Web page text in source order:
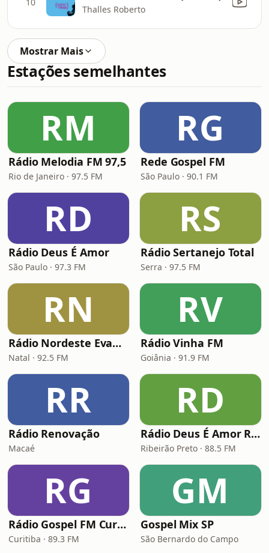
Thalles Roberto
Mostrar Mais
Estações semelhantes
RM
Rádio Melodia FM 97,5
Rio de Janeiro · 97.5 FM
RG
Rede Gospel FM
São Paulo · 90.1 FM
RD
Rádio Deus É Amor
São Paulo · 97.3 FM
RS
Rádio Sertanejo Total
Serra · 97.5 FM
RN
Rádio Nordeste Evangélica
Natal · 92.5 FM
RV
Rádio Vinha FM
Goiânia · 91.9 FM
RR
Rádio Renovação
Macaé
RD
Rádio Deus É Amor Ribeirão Preto
Ribeirão Preto · 88.5 FM
RG
Rádio Gospel FM Curitiba
Curitiba · 89.3 FM
GM
Gospel Mix SP
São Bernardo do Campo